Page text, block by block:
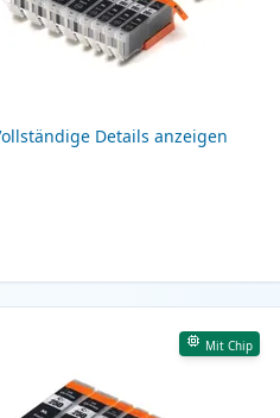
Details anzeigen
Mit Chip